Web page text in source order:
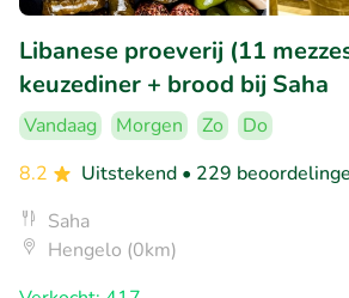
Libanese proeverij (11
keuzediner + brood bij Saha
Vandaag Morgen Zo
Do
8.2
Uitstekend • 229
Saha
Hengelo (0km)